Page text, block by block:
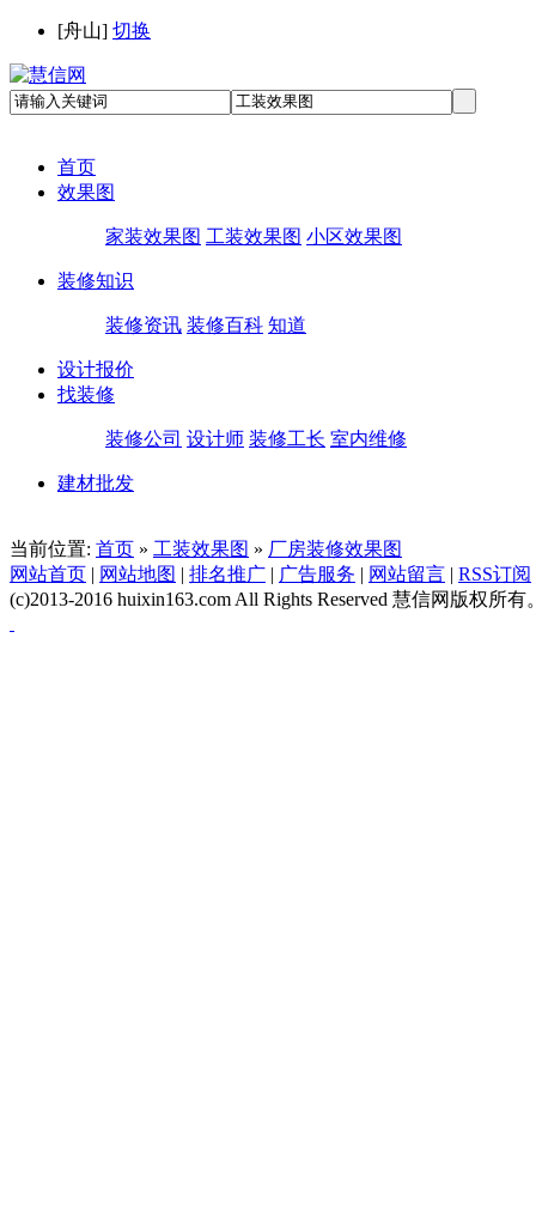
[舟山] 切换
首页
效果图
家装效果图 工装效果图 小区效果图
装修知识
装修资讯 装修百科 知道
设计报价
找装修
装修公司 设计师 装修工长 室内维修
建材批发
当前位置: 首页 » 工装效果图 » 厂房装修效果图
网站首页 | 网站地图 | 排名推广 | 广告服务 | 网站留言 | RSS订阅
(c)2013-2016 huixin163.com All Rights Reserved 慧信网版权所有